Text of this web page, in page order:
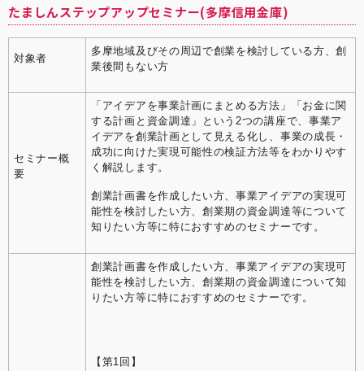
たましんステップアップセミナー(多摩信用金庫)
対象者
多摩地域及びその周辺で創業を検討している方、創
業後間もない方
セミナー概
要
「アイデアを事業計画にまとめる方法」「お金に関
する計画と資金調達」という2つの講座で、事業ア
イデアを創業計画として見える化し、事業の成長・
成功に向けた実現可能性の検証方法等をわかりやす
く解説します。
創業計画書を作成したい方、事業アイデアの実現可
能性を検討したい方、創業期の資金調達等について
知りたい方等に特におすすめのセミナーです。
創業計画書を作成したい方、事業アイデアの実現可
能性を検討したい方、創業期の資金調達について知
りたい方等に特におすすめのセミナーです。
【第1回】